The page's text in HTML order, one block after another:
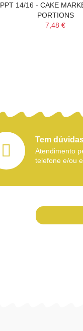
PPT 14/16 - CAKE
PORTIONS
7,48 €
Tem
Atendimento
telefone e/ou